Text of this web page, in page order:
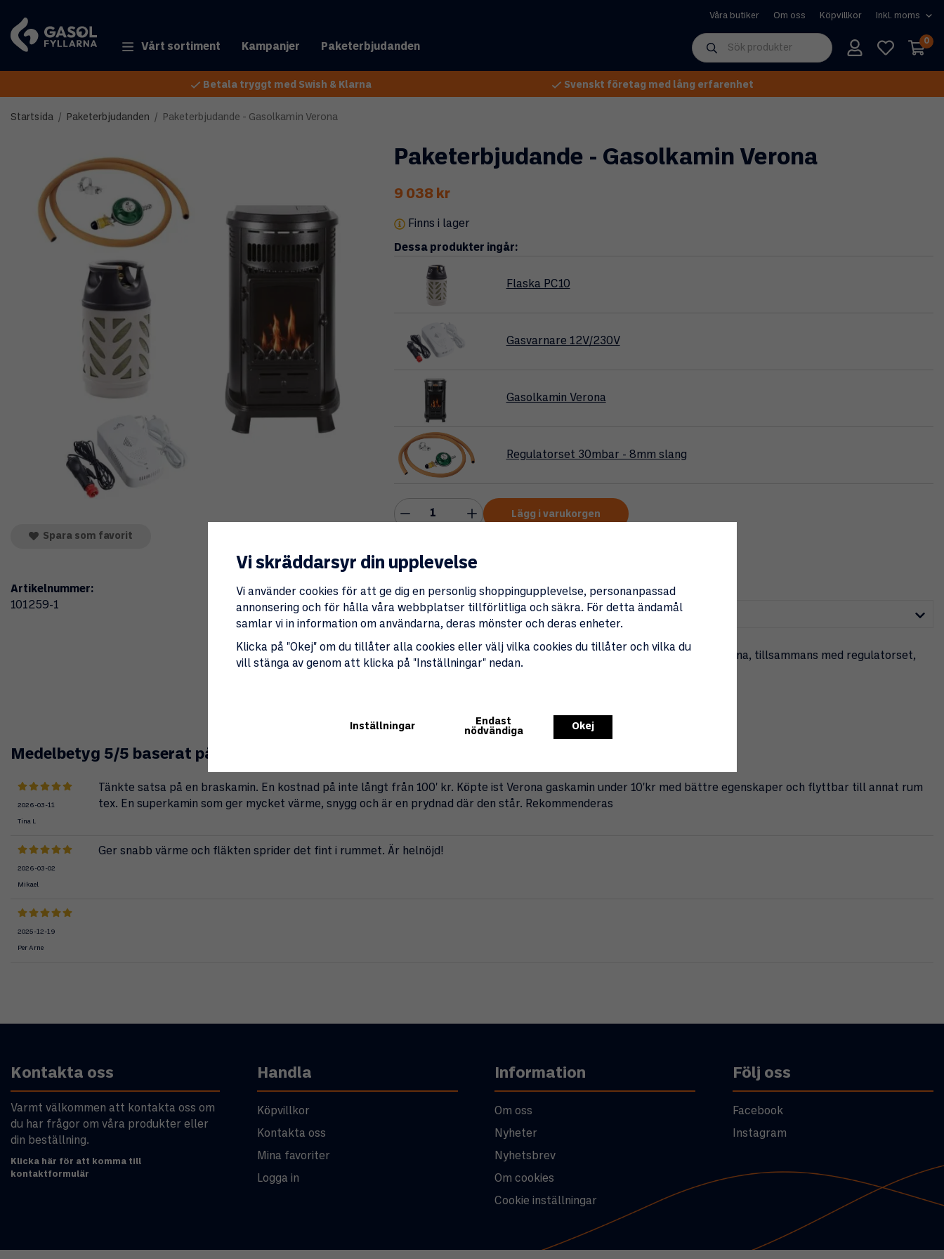
Vårt sortiment Kampanjer Paketerbjudanden
Våra butiker Om oss Köpvillkor
0
Betala tryggt med Swish & Klarna Svenskt företag med lång erfarenhet
Startsida / Paketerbjudanden / Paketerbjudande - Gasolkamin Verona
Paketerbjudande - Gasolkamin Verona
9 038 kr
Finns i lager
Dessa produkter ingår:
Flaska PC10
Gasvarnare 12V/230V
Gasolkamin Verona
Regulatorset 30mbar - 8mm slang
Lägg i varukorgen
Lagerstatus i butik
Vi har satt samman ett
med gasolkaminen Verona, tillsammans med regulatorset,
gaslarm och en komposit flaska.
Spara som favorit
Artikelnummer:
101259-1
Medelbetyg 5/5 baserat på
2026-03-11
Tina L
Tänkte satsa på en braskamin. En kostnad på inte långt från 100' kr. Köpte ist Verona gaskamin under 10'kr med bättre egenskaper och flyttbar till annat rum
tex. En superkamin som ger mycket värme, snygg och är en prydnad där den står. Rekommenderas
2026-03-02
Mikael
Ger snabb värme och fläkten sprider det fint i rummet. Är helnöjd!
2025-12-19
Per Arne
Kontakta oss
Varmt välkommen att kontakta oss om
du har frågor om våra produkter eller
din beställning.
Klicka här för att komma till
kontaktformulär
Handla
Köpvillkor
Kontakta oss
Mina favoriter
Logga in
Information
Om oss
Nyheter
Nyhetsbrev
Om cookies
Cookie inställningar
Följ oss
Facebook
Instagram
Vi skräddarsyr din upplevelse
Vi använder cookies för att ge dig en personlig shoppingupplevelse, personanpassad
annonsering och för hålla våra webbplatser tillförlitliga och säkra. För detta ändamål
samlar vi in information om användarna, deras mönster och deras enheter.
Klicka på "Okej" om du tillåter alla cookies eller välj vilka cookies du tillåter och vilka du
vill stänga av genom att klicka på "Inställningar" nedan.
Inställningar
Endast
nödvändiga
Okej